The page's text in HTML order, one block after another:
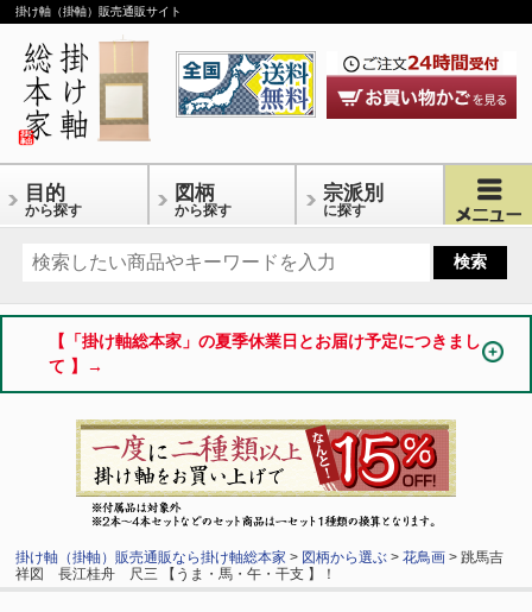
掛け軸（掛軸）販売通販サイト
目的
から探す
図柄
から探す
宗派別
に探す
【「掛け軸総本家」の夏季休業日とお届け予定につきまし
て 】→
掛け軸（掛軸）販売通販なら掛け軸総本家 > 図柄から選ぶ >花鳥画 > 跳馬吉
祥図 長江桂舟 尺三 【うま・馬・午・干支 】！